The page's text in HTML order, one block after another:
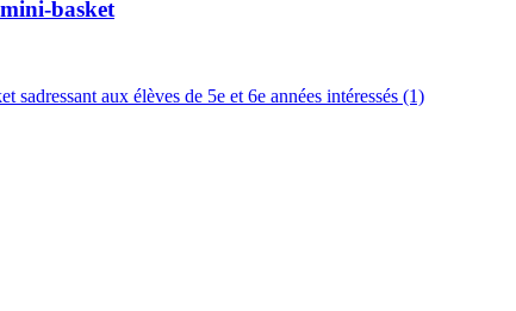
basket
aux élèves de 5e et 6e années intéressés (1)